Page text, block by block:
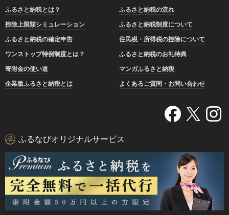
ふるさと納税とは？
ふるさと納税の流れ
控除上限額シミュレーション
ふるさと納税制度について
ふるさと納税の確定申告
住民税・所得税の控除について
ワンストップ特例制度とは？
ふるさと納税のお礼特典
寄附金の使い道
マンガふるさと納税
企業版ふるさと納税とは
よくあるご質問・お問い合わせ
ふるなびオリジナルサービス